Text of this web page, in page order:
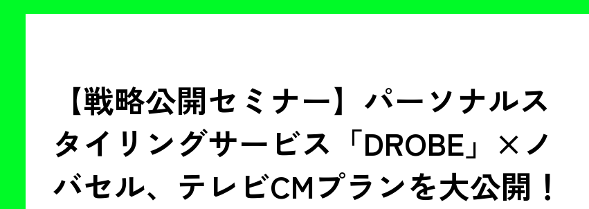
【戦略公開セミナー】パーソナルス
タイリングサービス「DROBE」×ノ
バセル、テレビCMプランを大公開！